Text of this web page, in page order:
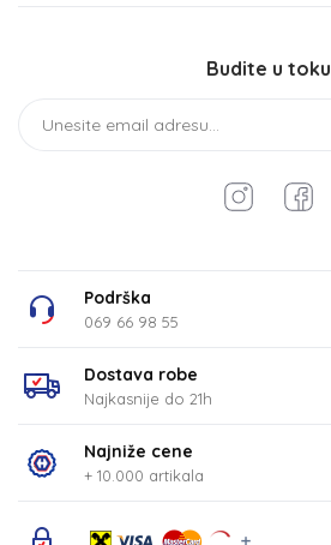
Budite u toku
Podrška
069 66 98 55
Dostava robe
Najkasnije do 21h
Najniže cene
+ 10.000 artikala